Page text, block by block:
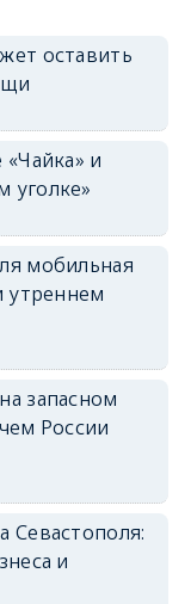
оставить
и
уголке»
мобильная
утреннем
запасном
России
Севастополя:
и